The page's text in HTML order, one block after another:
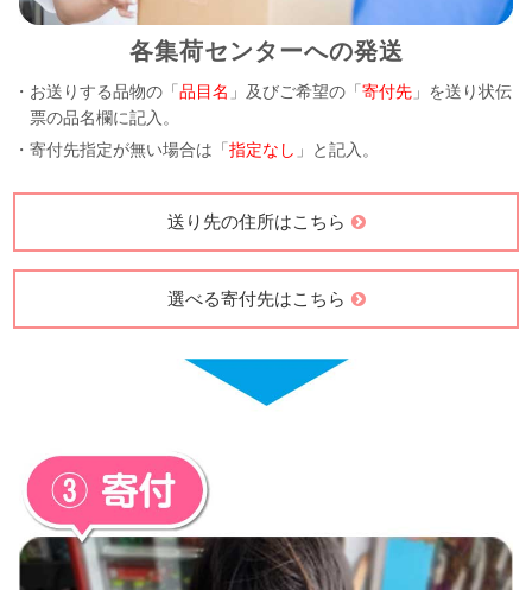
各集荷センターへの発送
・お送りする品物の「品目名 」及びご希望の「寄付先 」を送り状伝
票の品名欄に記入。
・寄付先指定が無い場合は「指定なし 」と記入。
送り先の住所はこちら
選べる寄付先はこちら